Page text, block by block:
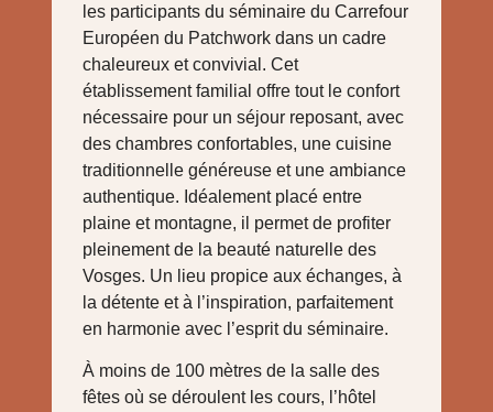
les participants du séminaire du Carrefour
Européen du Patchwork dans un cadre
chaleureux et convivial. Cet
établissement familial offre tout le confort
nécessaire pour un séjour reposant, avec
des chambres confortables, une cuisine
traditionnelle généreuse et une ambiance
authentique. Idéalement placé entre
plaine et montagne, il permet de profiter
pleinement de la beauté naturelle des
Vosges. Un lieu propice aux échanges, à
la détente et à l’inspiration, parfaitement
en harmonie avec l’esprit du séminaire.
À moins de 100 mètres de la salle des
fêtes où se déroulent les cours, l’hôtel